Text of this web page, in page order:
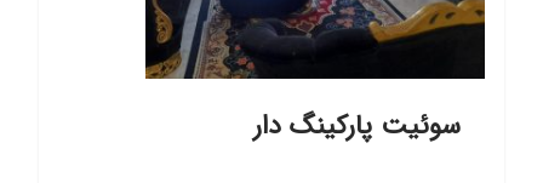
سوئیت پارکینگ دار